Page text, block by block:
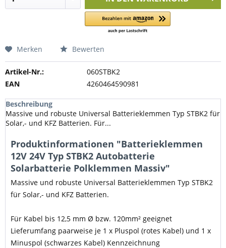
Merken Bewerten
Artikel-Nr.:
060STBK2
EAN
4260464590981
Beschreibung
Massive und robuste Universal Batterieklemmen Typ STBK2 für
Solar,- und KFZ Batterien. Für...
Produktinformationen "Batterieklemmen
12V 24V Typ STBK2 Autobatterie
Solarbatterie Polklemmen Massiv"
Massive und robuste Universal Batterieklemmen Typ STBK2
für Solar,- und KFZ Batterien.
Für Kabel bis 12,5 mm Ø bzw. 120mm² geeignet
Lieferumfang paarweise je 1 x Pluspol (rotes Kabel) und 1 x
Minuspol (schwarzes Kabel) Kennzeichnung